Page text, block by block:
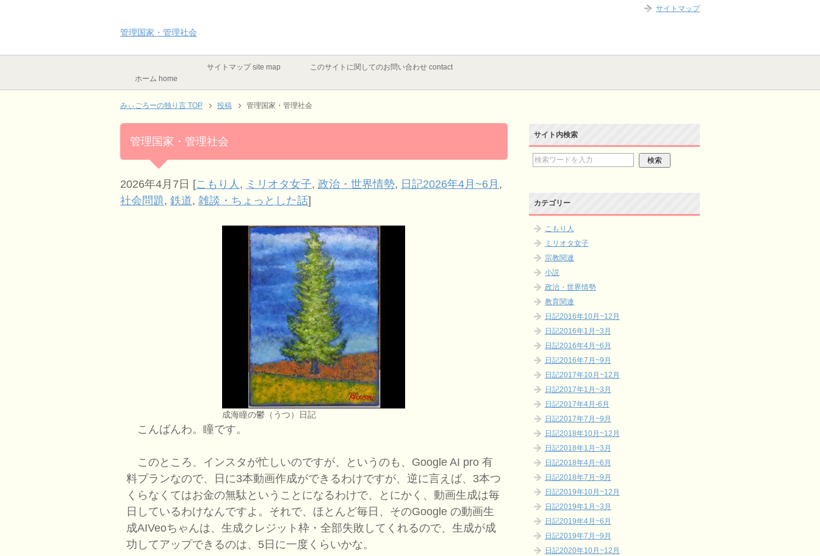
管理国家・管理社会
ホーム home
サイトマップ site map このサイトに関してのお問い合わせ contact
みぃごろーの独り言 TOP 投稿 管理国家・管理社会
管理国家・管理社会
2026年4月7日 [こもり人 , ミリオタ女子, 政治・世界情勢, 日記2026年4月~6月 ,
社会問題, 鉄道, 雑談・ちょっとした話]
成海瞳の鬱（うつ）日記
こんばんわ。瞳です。
このところ、インスタが忙しいのですが、というのも、Google AI pro 有
料プランなので、日に3本動画作成ができるわけですが、逆に言えば、3本つ
くらなくてはお金の無駄ということになるわけで、とにかく、動画生成は毎
日しているわけなんですよ。それで、ほとんど毎日、そのGoogle の動画生
成AIVeoちゃんは、生成クレジット枠・全部失敗してくれるので、生成が成
功してアップできるのは、5日に一度くらいかな。
サイト内検索
カテゴリー
こもり人
ミリオタ女子
宗教関連
小説
政治・世界情勢
教育関連
日記2016年10月~12月
日記2016年1月~3月
日記2016年4月~6月
日記2016年7月~9月
日記2017年10月~12月
日記2017年1月~3月
日記2017年4月-6月
日記2017年7月~9月
日記2018年10月~12月
日記2018年1月~3月
日記2018年4月~6月
日記2018年7月~9月
日記2019年10月~12月
日記2019年1月~3月
日記2019年4月~6月
日記2019年7月~9月
日記2020年10月~12月
サイトマップ